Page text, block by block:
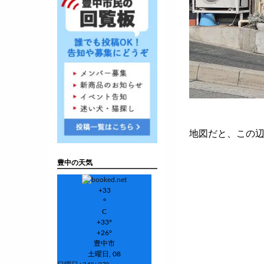
地図だと、この
豊中の天気
+33
°
C
+33°
+26°
豊中市
土曜日, 08